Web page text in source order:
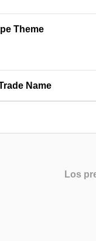
Theme
Name
Los